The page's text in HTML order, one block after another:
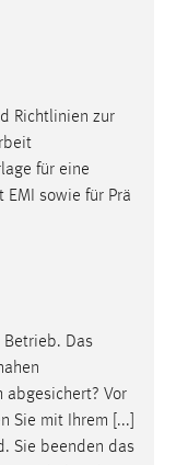
Richtlinien zur
für eine
sowie für Prä
Das
abgesichert? Vor
Sie mit Ihrem [...]
Sie beenden das